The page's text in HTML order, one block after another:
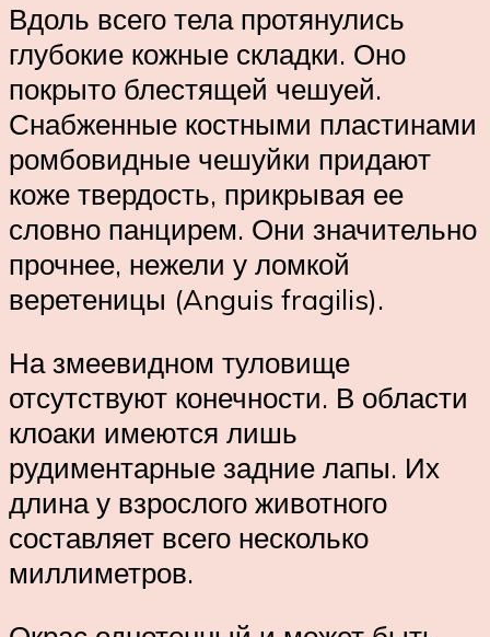
Вдоль всего тела протянулись
глубокие кожные складки. Оно
покрыто блестящей чешуей.
Снабженные костными пластинами
ромбовидные чешуйки придают
коже твердость, прикрывая ее
словно панцирем. Они значительно
прочнее, нежели у ломкой
веретеницы (Anguis fragilis).
На змеевидном туловище
отсутствуют конечности. В области
клоаки имеются лишь
рудиментарные задние лапы. Их
длина у взрослого животного
составляет всего несколько
миллиметров.